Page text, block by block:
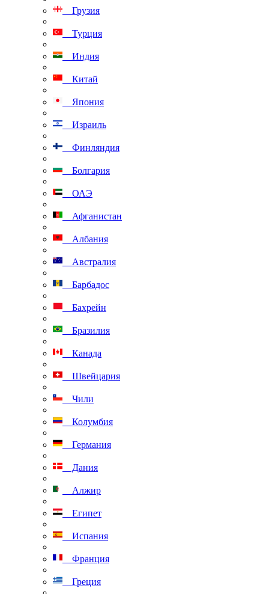
Грузия
Турция
Индия
Китай
Япония
Израиль
Финляндия
Болгария
ОАЭ
Афганистан
Албания
Австралия
Барбадос
Бахрейн
Бразилия
Канада
Швейцария
Чили
Колумбия
Германия
Дания
Алжир
Египет
Испания
Франция
Греция